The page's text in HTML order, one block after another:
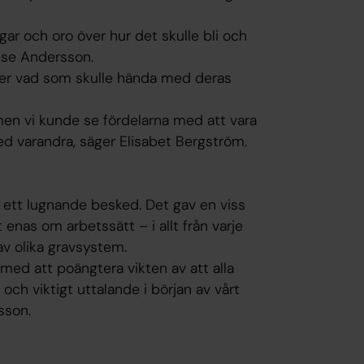
och oro över hur det skulle bli och
Andersson.
vad som skulle hända med deras
vi kunde se fördelarna med att vara
varandra, säger Elisabet Bergström.
lugnande besked. Det gav en viss
om arbetssätt – i allt från varje
olika gravsystem.
att poängtera vikten av att alla
viktigt uttalande i början av vårt